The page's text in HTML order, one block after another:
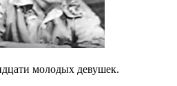
молодых девушек.